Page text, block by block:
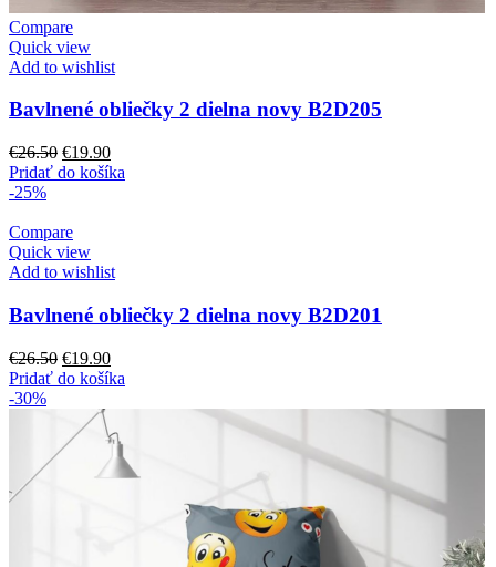
Compare
Quick view
Add to wishlist
Bavlnené obliečky 2 dielna novy B2D205
€26.50 Pôvodná
cena
€19.90Aktuálna
cena
Pridať do košíka
-25%
Compare
Quick view
Add to wishlist
Bavlnené obliečky 2 dielna novy B2D201
€26.50 Pôvodná
cena
€26.50.
€19.90Aktuálna
cena
Pridať do košíka
-30%